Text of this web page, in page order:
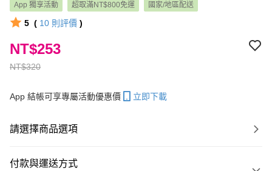
App 獨享活動 超取滿NT$800免運 國家/地區配送
5 ( 10 則評價 )
NT$320
NT$253
App 結帳可享專屬活動優惠價 立即下載
請選擇商品選項
付款與運送方式